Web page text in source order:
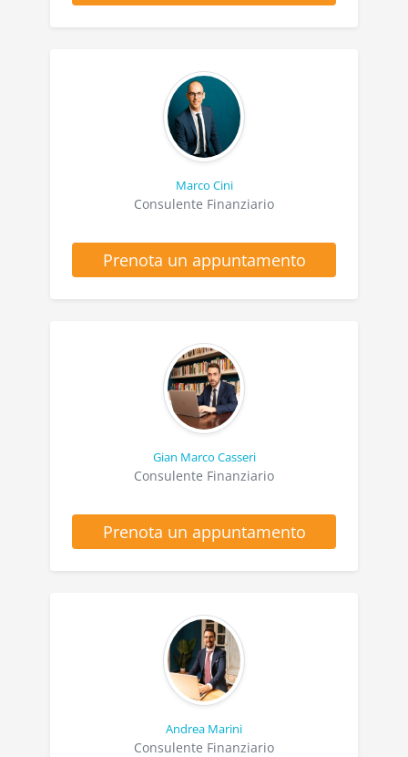
Marco Cini
Consulente Finanziario
Prenota un appuntamento
Gian Marco Casseri
Consulente Finanziario
Prenota un appuntamento
Andrea Marini
Consulente Finanziario